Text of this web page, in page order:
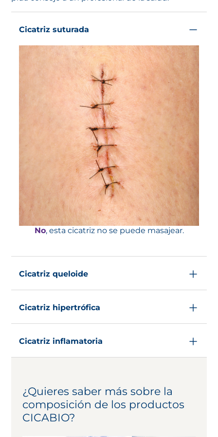
Cicatriz suturada
No, esta cicatriz no se puede masajear.
Cicatriz queloide
Cicatriz hipertrófica
Cicatriz inflamatoria
¿Quieres saber más sobre la
composición de los productos
CICABIO?